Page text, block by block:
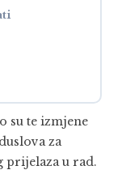
su te izmjene
za
prijelaza u rad.